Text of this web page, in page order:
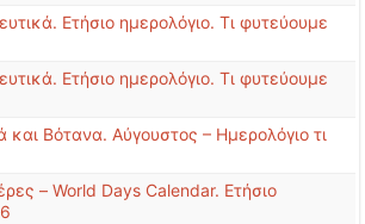
Ετήσιο ημερολόγιο. Τι φυτεύουμε
Ετήσιο ημερολόγιο. Τι φυτεύουμε
Βότανα. Αύγουστος – Ημερολόγιο τι
– World Days Calendar. Ετήσιο